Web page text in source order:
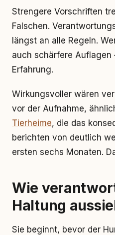
Strengere Vorschriften
Falschen.
längst an alle Regeln.
auch schärfere Auflagen
Erfahrung.
Wirkungsvoller wären
vor der Aufnahme,
Tierheime, die das
berichten von deutlich
ersten sechs Monaten.
Wie
Haltung
Sie beginnt, bevor der